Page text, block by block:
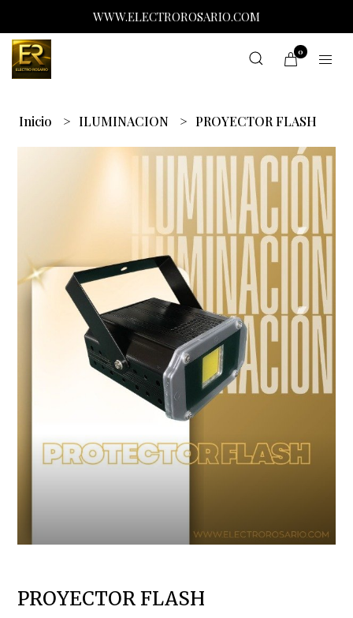
WWW.ELECTROROSARIO.COM
0
Inicio ILUMINACION PROYECTOR FLASH
PROYECTOR FLASH